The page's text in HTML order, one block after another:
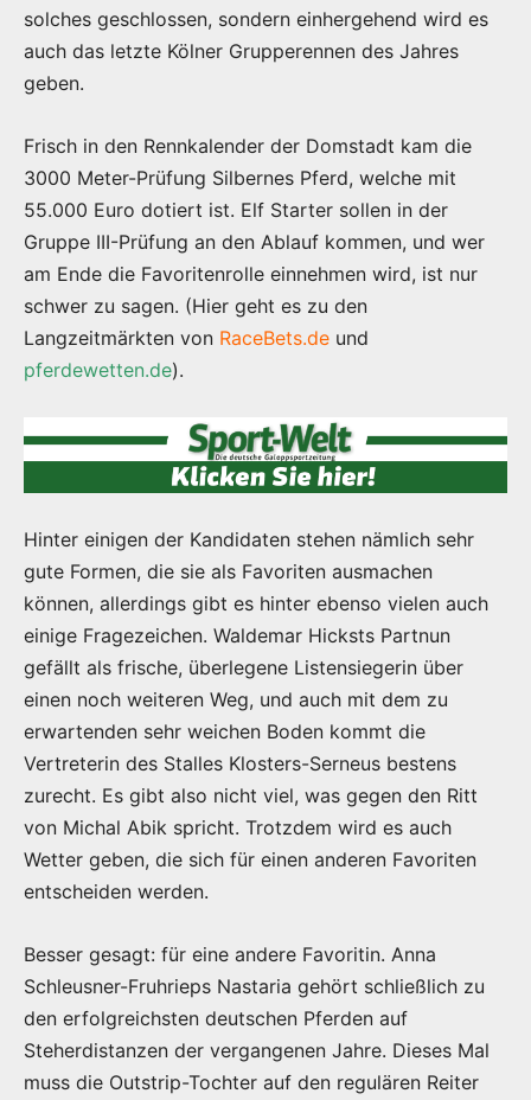
solches geschlossen, sondern einhergehend wird es
auch das letzte Kölner Grupperennen des Jahres
geben.
Frisch in den Rennkalender der Domstadt kam die
3000 Meter-Prüfung Silbernes Pferd, welche mit
55.000 Euro dotiert ist. Elf Starter sollen in der
Gruppe III-Prüfung an den Ablauf kommen, und wer
am Ende die Favoritenrolle einnehmen wird, ist nur
schwer zu sagen. (Hier geht es zu den
Langzeitmärkten von RaceBets.de und
pferdewetten.de).
Hinter einigen der Kandidaten stehen nämlich sehr
gute Formen, die sie als Favoriten ausmachen
können, allerdings gibt es hinter ebenso vielen auch
einige Fragezeichen. Waldemar Hicksts Partnun
gefällt als frische, überlegene Listensiegerin über
einen noch weiteren Weg, und auch mit dem zu
erwartenden sehr weichen Boden kommt die
Vertreterin des Stalles Klosters-Serneus bestens
zurecht. Es gibt also nicht viel, was gegen den Ritt
von Michal Abik spricht. Trotzdem wird es auch
Wetter geben, die sich für einen anderen Favoriten
entscheiden werden.
Besser gesagt: für eine andere Favoritin. Anna
Schleusner-Fruhrieps Nastaria gehört schließlich zu
den erfolgreichsten deutschen Pferden auf
Steherdistanzen der vergangenen Jahre. Dieses Mal
muss die Outstrip-Tochter auf den regulären Reiter